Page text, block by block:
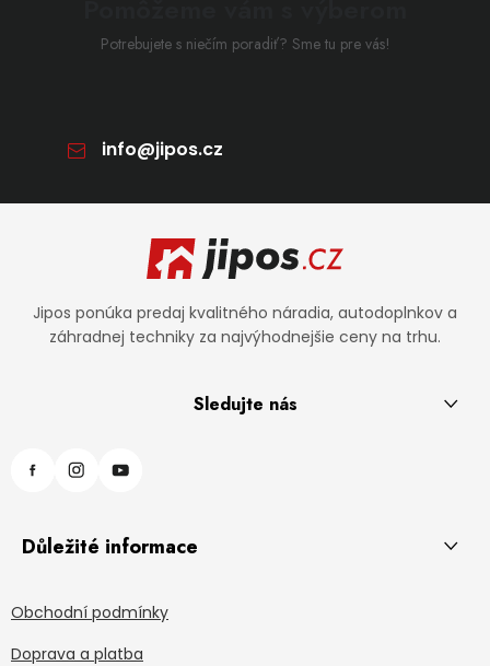
Potrebujete s niečím poradiť? Sme tu pre vás!
info@jipos.cz
Jipos ponúka predaj kvalitného náradia, autodoplnkov a
záhradnej techniky za najvýhodnejšie ceny na trhu.
Sledujte nás
Důležité informace
Obchodní podmínky
Doprava a platba